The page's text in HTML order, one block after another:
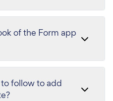
of the Form app
follow to add